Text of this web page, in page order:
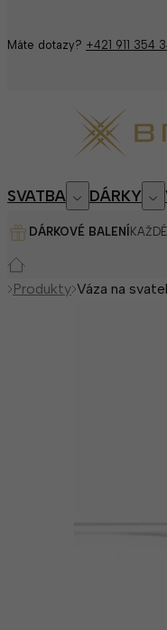
Máte dotazy? +421 911 354
SVATBA DÁRKY
DÁRKOVÉ BALENÍ
Produkty Váza na